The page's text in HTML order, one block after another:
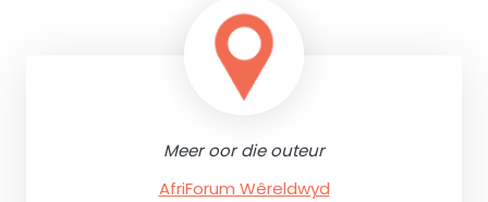
Meer oor die outeur
AfriForum Wêreldwyd